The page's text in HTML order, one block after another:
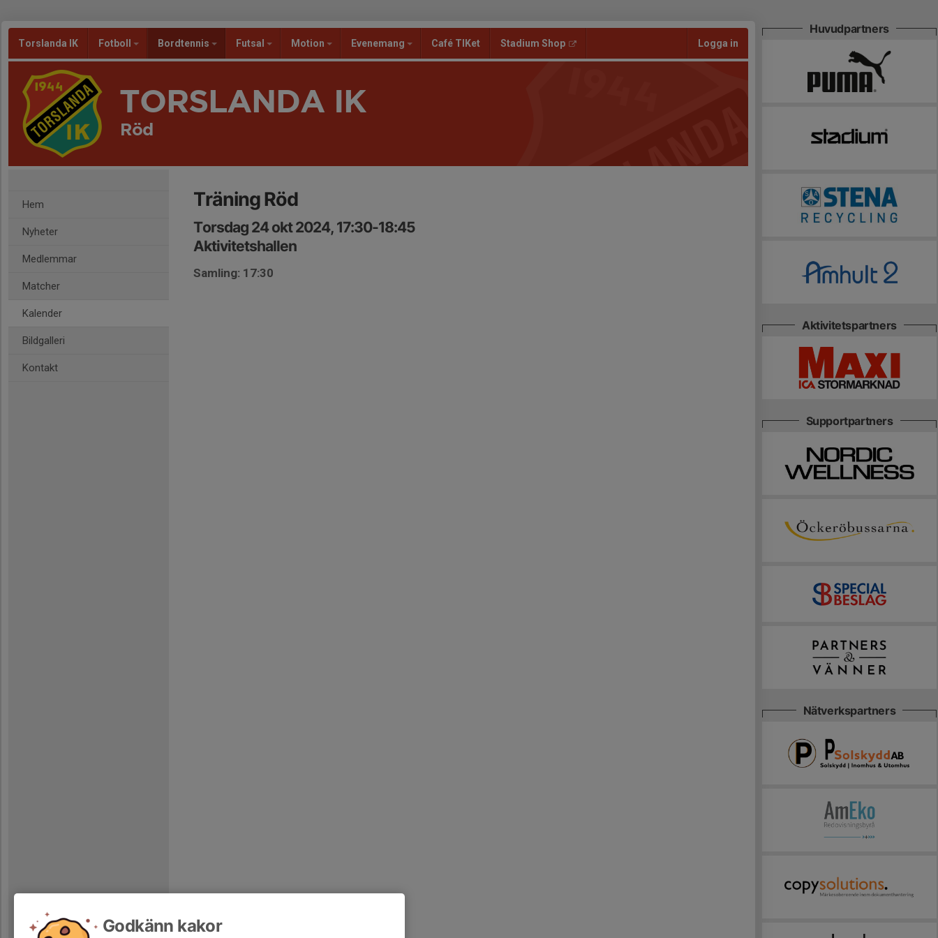
Torslanda IK Fotboll Bordtennis Futsal Motion Evenemang Café TIKet Stadium Shop Logga in
TORSLANDA IK
Röd
Hem
Nyheter
Medlemmar
Matcher
Kalender
Bildgalleri
Kontakt
Träning Röd
Torsdag 24 okt 2024, 17:30-18:45
Aktivitetshallen
Samling: 17:30
Huvudpartners
Aktivitetspartners
Supportpartners
Nätverkspartners
Godkänn kakor